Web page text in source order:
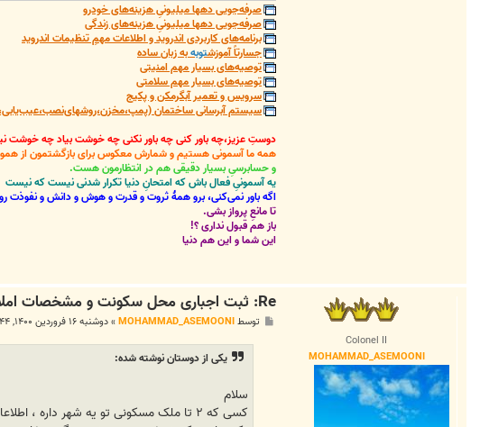
صرفه‌جویی دهها میلیونیِ هزینه‌های خودرو
صرفه‌جویی دهها میلیونیِ هزینه‌های زندگی
برنامه‌های کاربردی اندروید و اطلاعات مهمِ تنظیمات اندروید
جسارتاً آموزشتوبهبه زبان ساده
توصیه‌های بسیار مهم امنیتی
توصیه‌های بسیار مهم سلامتی
سرویس و تعمیر آبگرمکن و پکیج
سیستم آبرسانی ساختمان
دوستِ عزیز،چه باور کنی چه باور نکنی چه خوشت بیاد چه خوشت
همه ما آسمونی هستیم و شمارش معکوس برای بازگشتمون از
و حسابرسیِ بسیار دقیقی هم در انتظارمون هست.
یه آسمونیِ فعال باش که امتحانِ دنیا تکرار شدنی نیست که نیست
اگه باور نمی‌کنی، برو همۀ ثروت و قدرت و هوش و دانش و نفوذت رو
تا مانعِ پرواز بشی.
باز هم قبول نداری ؟!
این شما و این هم دنیا
Colonel II
MOHAMMAD_ASEMOONI
Re: ثبت اجباری محل سکونت و مشخصات املاکِ شخصی در سامانه ملی املاک و اسکان
توسطMOHAMMAD_ASEMOONI
»دوشنبه ۱۶ فروردین ۱۴۰۰, ۲:۴۴ ب.ظ
یکی از دوستان نوشته شده:
سلام
کسی که ۲ تا ملک مسکونی تو یه شهر داره ، اطلاعات کدوم رو باید وارد کنه؟؟